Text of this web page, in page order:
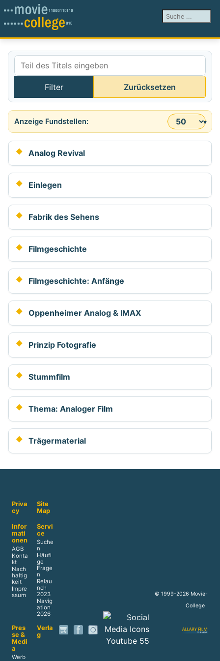
Suchen ...
Teil des Titels eingeben
Filter Zurücksetzen
Anzeige #
Analog Revival
Einlegen
Fabrik des Sehens
Filmgeschichte
Filmgeschichte: Anfänge
Oppenheimer Analog & IMAX
Prinzip Fotografie
Stummfilm
Thema: Analoger Film
Trägermaterial
Priva
cy
Site
Map
Infor
mati
onen
AGB
Konta
kt
Nach
haltig
keit
Impre
ssum
Servi
ce
Suche
n
Häufi
ge
Frage
n
Relau
nch
2023
Navig
ation
2026
Pres
se &
Medi
a
Werb
Verla
g
© 1999-2026 Movie-
College